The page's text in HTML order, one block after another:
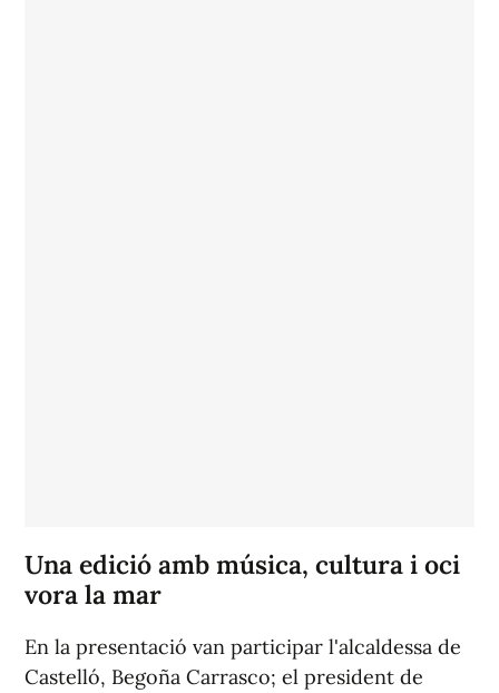
Una edició amb música, cultura i oci
vora la mar
En la presentació van participar l'alcaldessa de
Castelló, Begoña Carrasco; el president de